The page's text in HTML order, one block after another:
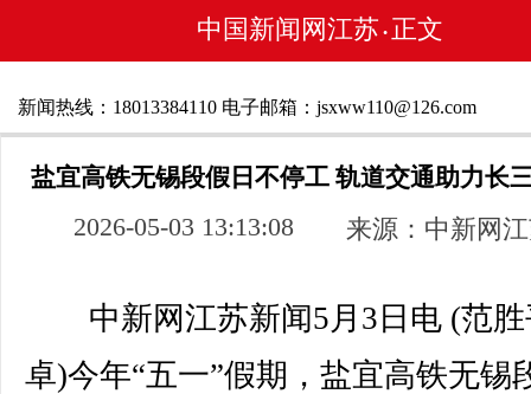
中国新闻网江苏 • 正文
新闻热线：18013384110 电子邮箱：jsxww110@126.com
盐宜高铁无锡段假日不停工 轨道交通助力长
2026-05-03 13:13:08 来源：中新网
中新网江苏新闻5月3日电 (范胜
卓)今年“五一”假期，盐宜高铁无锡